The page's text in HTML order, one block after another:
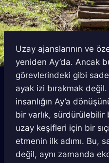
Uzay ajanslarının ve
yeniden Ay’da. Ancak
görevlerindeki gibi
ayak izi bırakmak
insanlığın Ay’a
bir varlık, sürdürülebilir
uzay keşifleri için bir
etmenin ilk adımı. Bu,
değil, aynı zamanda